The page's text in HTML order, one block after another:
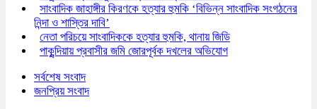
সাংবাদিক জাহাঙ্গীর কিরণকে হত্যার হুমকি ‘বিভিন্ন সাংবাদিক সংগঠনের
নিন্দা ও শাস্তির দাবি’
নেতা পরিচয়ে সাংবাদিককে হত্যার হুমকি, থানায় জিডি
পাকুন্দিয়ায় প্রবাসীর জমি জোরপূর্বক দখলের অভিযোগ
সর্বশেষ সংবাদ
জনপ্রিয় সংবাদ